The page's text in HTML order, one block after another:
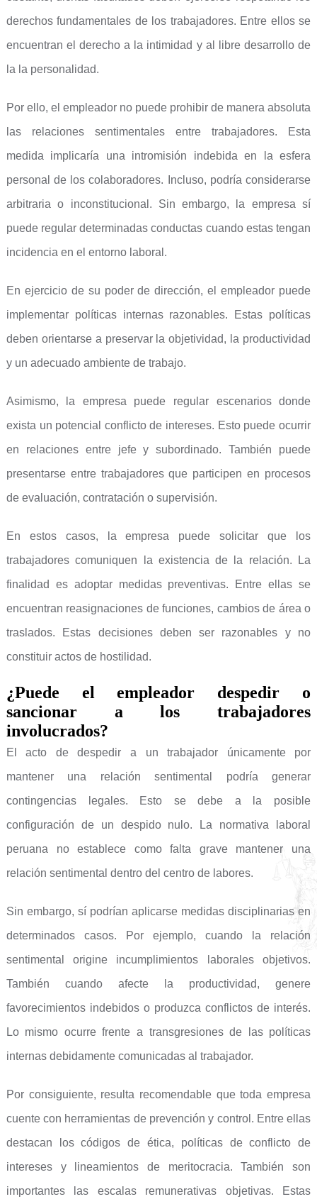
derechos fundamentales de los trabajadores. Entre ellos se
encuentran el derecho a la intimidad y al libre desarrollo de
la la personalidad.
Por ello, el empleador no puede prohibir de manera absoluta
las relaciones sentimentales entre trabajadores. Esta
medida implicaría una intromisión indebida en la esfera
personal de los colaboradores. Incluso, podría considerarse
arbitraria o inconstitucional. Sin embargo, la empresa sí
puede regular determinadas conductas cuando estas tengan
incidencia en el entorno laboral.
En ejercicio de su poder de dirección, el empleador puede
implementar políticas internas razonables. Estas políticas
deben orientarse a preservar la objetividad, la productividad
y un adecuado ambiente de trabajo.
Asimismo, la empresa puede regular escenarios donde
exista un potencial conflicto de intereses. Esto puede ocurrir
en relaciones entre jefe y subordinado. También puede
presentarse entre trabajadores que participen en procesos
de evaluación, contratación o supervisión.
En estos casos, la empresa puede solicitar que los
trabajadores comuniquen la existencia de la relación. La
finalidad es adoptar medidas preventivas. Entre ellas se
encuentran reasignaciones de funciones, cambios de área o
traslados. Estas decisiones deben ser razonables y no
constituir actos de hostilidad.
¿Puede el empleador despedir o
sancionar a los trabajadores
involucrados?
El acto de despedir a un trabajador únicamente por
mantener una relación sentimental podría generar
contingencias legales. Esto se debe a la posible
configuración de un despido nulo. La normativa laboral
peruana no establece como falta grave mantener una
relación sentimental dentro del centro de labores.
Sin embargo, sí podrían aplicarse medidas disciplinarias en
determinados casos. Por ejemplo, cuando la relación
sentimental origine incumplimientos laborales objetivos.
También cuando afecte la productividad, genere
favorecimientos indebidos o produzca conflictos de interés.
Lo mismo ocurre frente a transgresiones de las políticas
internas debidamente comunicadas al trabajador.
Por consiguiente, resulta recomendable que toda empresa
cuente con herramientas de prevención y control. Entre ellas
destacan los códigos de ética, políticas de conflicto de
intereses y lineamientos de meritocracia. También son
importantes las escalas remunerativas objetivas. Estas